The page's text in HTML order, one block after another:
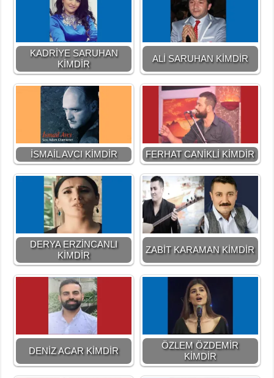
KADRİYE SARUHAN
KİMDİR
ALİ SARUHAN KİMDİR
İSMAİL AVCI KİMDİR FERHAT CANİKLİ KİMDİR
DERYA ERZİNCANLI
KİMDİR
ZABİT KARAMAN KİMDİR
DENİZ ACAR KİMDİR
ÖZLEM ÖZDEMİR
KİMDİR